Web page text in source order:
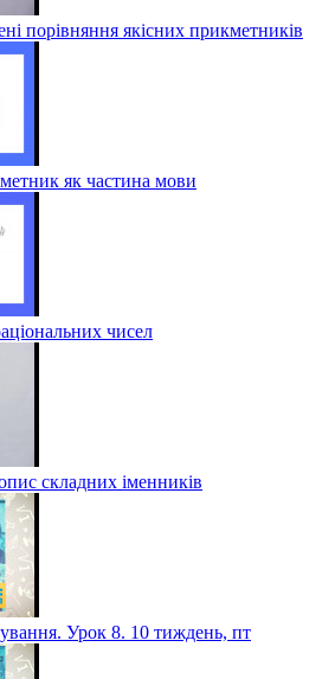
порівняння якісних прикметників
як частина мови
чисел
складних іменників
Урок 8. 10 тиждень, пт